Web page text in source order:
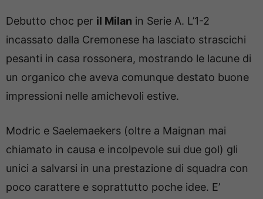
Debutto choc per il Milan in Serie A. L’1-2
incassato dalla Cremonese ha lasciato strascichi
pesanti in casa rossonera, mostrando le lacune di
un organico che aveva comunque destato buone
impressioni nelle amichevoli estive.
Modric e Saelemaekers (oltre a Maignan mai
chiamato in causa e incolpevole sui due gol) gli
unici a salvarsi in una prestazione di squadra con
poco carattere e soprattutto poche idee. E’